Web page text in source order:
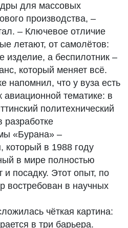
для массовых
производства, –
– Ключевое отличие
летают, от самолётов:
изделие, а беспилотник –
который меняет всё.
напомнил, что у вуза есть
тематике: в
политехнический
разработке
«Бурана» –
который в 1988 году
в мире полностью
и посадку. Этот опыт, по
востребован в научных
чёткая картина:
в три барьера.